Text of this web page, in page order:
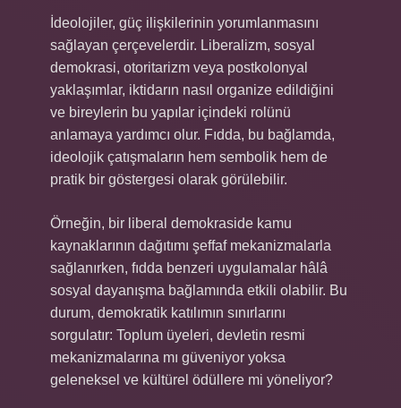
İdeolojiler, güç ilişkilerinin yorumlanmasını
sağlayan çerçevelerdir. Liberalizm, sosyal
demokrasi, otoritarizm veya postkolonyal
yaklaşımlar, iktidarın nasıl organize edildiğini
ve bireylerin bu yapılar içindeki rolünü
anlamaya yardımcı olur. Fıdda, bu bağlamda,
ideolojik çatışmaların hem sembolik hem de
pratik bir göstergesi olarak görülebilir.
Örneğin, bir liberal demokraside kamu
kaynaklarının dağıtımı şeffaf mekanizmalarla
sağlanırken, fıdda benzeri uygulamalar hâlâ
sosyal dayanışma bağlamında etkili olabilir. Bu
durum, demokratik katılımın sınırlarını
sorgulatır: Toplum üyeleri, devletin resmi
mekanizmalarına mı güveniyor yoksa
geleneksel ve kültürel ödüllere mi yöneliyor?